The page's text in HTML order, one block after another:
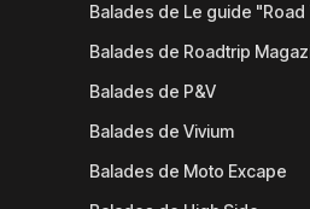
Balades de Le guide
Balades de Roadtrip
Balades de P&V
Balades de Vivium
Balades de Moto Excape